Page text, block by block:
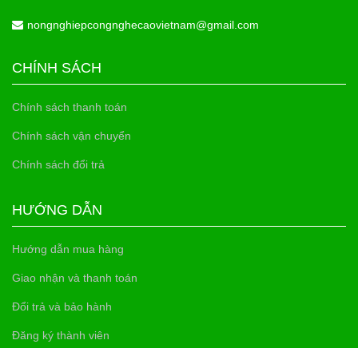
nongnghiepcongnghecaovietnam@gmail.com
CHÍNH SÁCH
Chính sách thanh toán
Chính sách vận chuyển
Chính sách đổi trả
HƯỚNG DẪN
Hướng dẫn mua hàng
Giao nhận và thanh toán
Đổi trả và bảo hành
Đăng ký thành viên